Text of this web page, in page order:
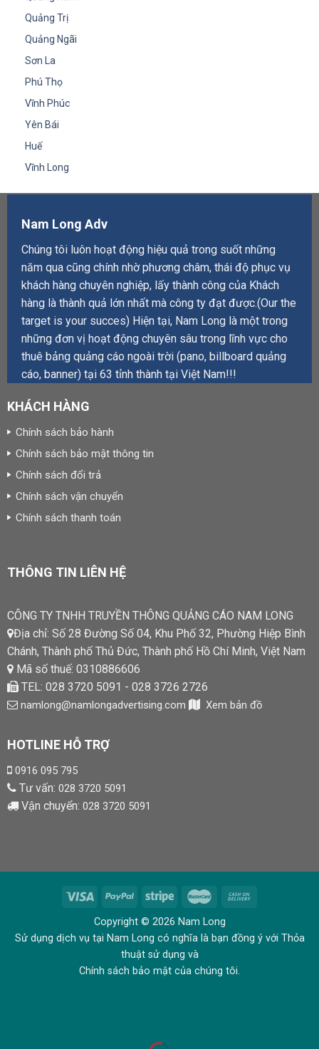
Quảng Trị
Quảng Ngãi
Sơn La
Phú Thọ
Vĩnh Phúc
Yên Bái
Huế
Vĩnh Long
Nam Long Adv
Chúng tôi luôn hoạt động hiệu quả trong suốt những
năm qua cũng chính nhờ phương châm, thái độ phục vụ
khách hàng chuyên nghiệp, lấy thành công của Khách
hàng là thành quả lớn nhất mà công ty đạt được.(Our the
target is your succes) Hiện tại, Nam Long là một trong
những đơn vị hoạt động chuyên sâu trong lĩnh vực cho
thuê bảng quảng cáo ngoài trời (pano, billboard quảng
cáo, banner) tại 63 tỉnh thành tại Việt Nam!!!
KHÁCH HÀNG
Chính sách bảo hành
Chính sách bảo mật thông tin
Chính sách đổi trả
Chính sách vận chuyển
Chính sách thanh toán
THÔNG TIN LIÊN HỆ
CÔNG TY TNHH TRUYỀN THÔNG QUẢNG CÁO NAM LONG
Địa chỉ: Số 28 Đường Số 04, Khu Phố 32, Phường Hiệp Bình
Chánh, Thành phố Thủ Đức, Thành phố Hồ Chí Minh, Việt Nam
Mã số thuế: 0310886606
TEL: 028 3720 5091 - 028 3726 2726
namlong@namlongadvertising.com Xem bản đồ
HOTLINE HỖ TRỢ
0916 095 795
Tư vấn: 028 3720 5091
Vận chuyển: 028 3720 5091
Copyright © 2026 Nam Long
Sử dụng dịch vụ tại Nam Long có nghĩa là bạn đồng ý với Thỏa
thuật sử dụng và
Chính sách bảo mật của chúng tôi.